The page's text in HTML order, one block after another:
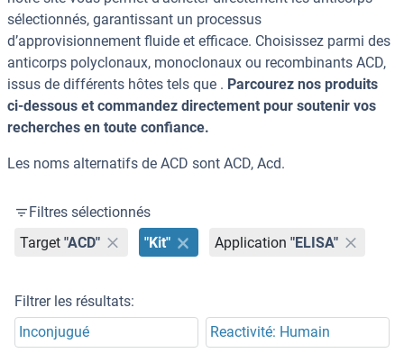
sélectionnés, garantissant un processus
d’approvisionnement fluide et efficace. Choisissez parmi des
anticorps polyclonaux, monoclonaux ou recombinants ACD,
issus de différents hôtes tels que . Parcourez nos produits
ci-dessous et commandez directement pour soutenir vos
recherches en toute confiance.
Les noms alternatifs de ACD sont ACD, Acd.
Filtres sélectionnés
Target "ACD" "Kit" Application "ELISA"
Filtrer les résultats:
Inconjugué
Reactivité: Humain